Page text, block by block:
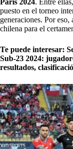
París 2024. Entre
puesto en el torneo
generaciones. Por
chilena para el
Te puede interesar:
Sub-23 2024:
resultados,